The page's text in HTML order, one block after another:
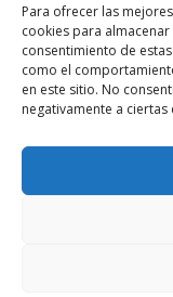
Para ofrecer las
cookies para
consentimiento de
como el
en este sitio. No
negativamente a
Si eres
mundo, conecta
https://
alumni/
Lee aquí el